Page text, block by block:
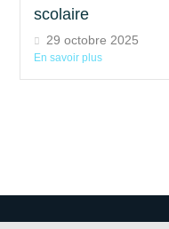
scolaire
29 octobre 2025
En savoir plus